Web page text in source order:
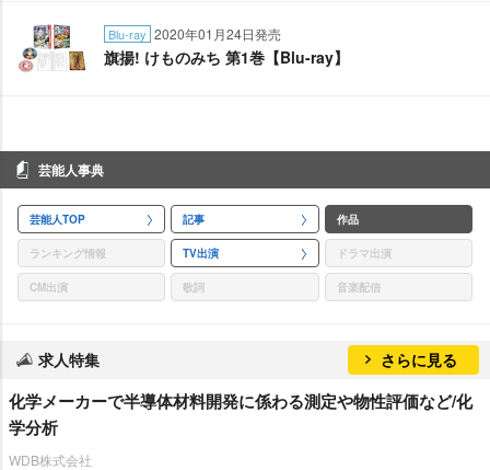
Blu-ray 2020年01月24日発売
旗揚! けものみち 第1巻【Blu-ray】
芸能人事典
芸能人TOP 記事 作品
ランキング情報 TV出演 ドラマ出演
CM出演 歌詞 音楽配信
求人特集 さらに見る
化学メーカーで半導体材料開発に係わる測定や物性評価など/化
学分析
WDB株式会社